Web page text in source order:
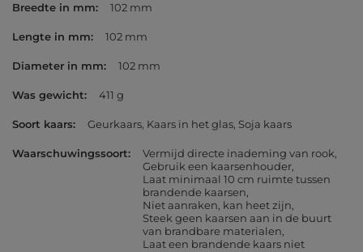
Breedte in mm 102 mm
Lengte in mm 102 mm
Diameter in mm 102 mm
Was gewicht 411 g
Soort kaars Geurkaars Kaars in het glas Soja kaars
Waarschuwingssoort
Vermijd directe inademing van rook
Gebruik een kaarsenhouder
Laat minimaal 10 cm ruimte tussen
brandende kaarsen
Niet aanraken, kan heet zijn
Steek geen kaarsen aan in de buurt
van brandbare materialen
Laat een brandende kaars niet